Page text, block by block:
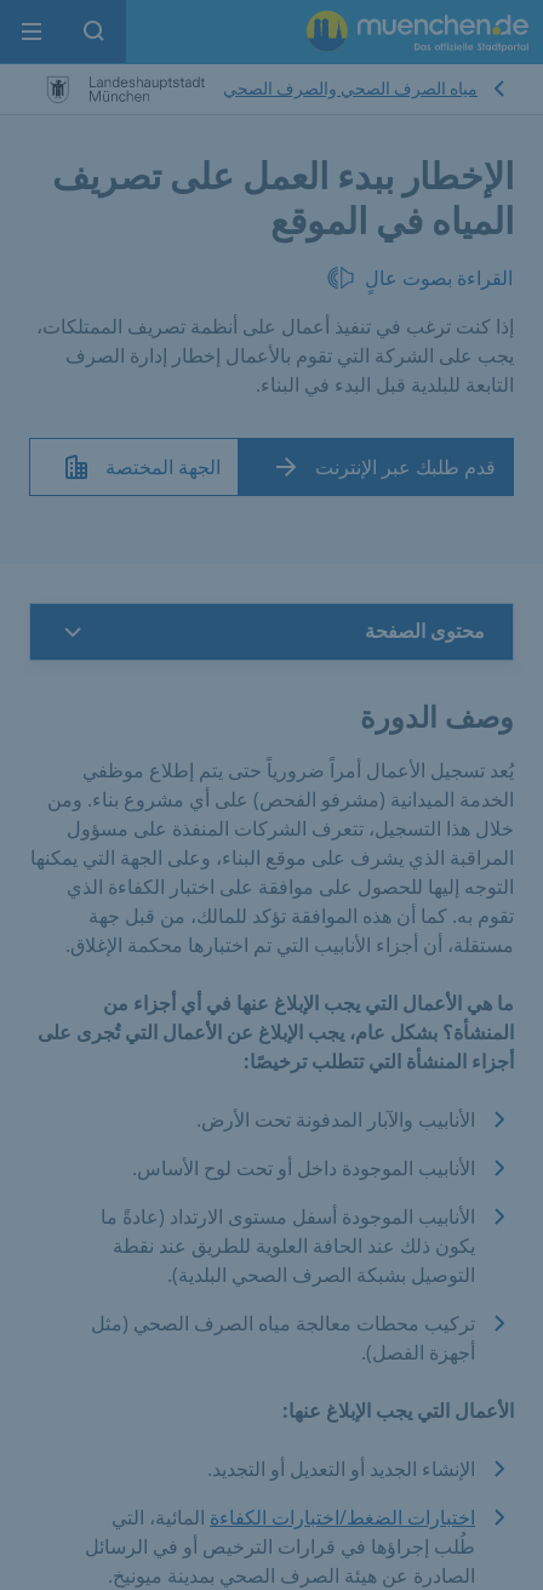
search
مياه الصرف الصحي والصرف الصحي
الإخطار ببدء العمل على تصريف
المياه في الموقع
القراءة بصوت عالٍ
إذا كنت ترغب في تنفيذ أعمال على أنظمة تصريف الممتلكات،
يجب على الشركة التي تقوم بالأعمال إخطار إدارة الصرف
التابعة للبلدية قبل البدء في البناء.
قدم طلبك عبر الإنترنت الجهة المختصة
محتوى الصفحة
وصف الدورة
يُعد تسجيل الأعمال أمراً ضرورياً حتى يتم إطلاع موظفي
الخدمة الميدانية (مشرفو الفحص) على أي مشروع بناء. ومن
خلال هذا التسجيل، تتعرف الشركات المنفذة على مسؤول
المراقبة الذي يشرف على موقع البناء، وعلى الجهة التي يمكنها
التوجه إليها للحصول على موافقة على اختبار الكفاءة الذي
تقوم به. كما أن هذه الموافقة تؤكد للمالك، من قبل جهة
مستقلة، أن أجزاء الأنابيب التي تم اختبارها محكمة الإغلاق.
ما هي الأعمال التي يجب الإبلاغ عنها في أي أجزاء من
المنشأة؟ بشكل عام، يجب الإبلاغ عن الأعمال التي تُجرى على
أجزاء المنشأة التي تتطلب ترخيصًا:
الأنابيب والآبار المدفونة تحت الأرض.
الأنابيب الموجودة داخل أو تحت لوح الأساس.
الأنابيب الموجودة أسفل مستوى الارتداد (عادةً ما
يكون ذلك عند الحافة العلوية للطريق عند نقطة
التوصيل بشبكة الصرف الصحي البلدية).
تركيب محطات معالجة مياه الصرف الصحي (مثل
أجهزة الفصل).
الأعمال التي يجب الإبلاغ عنها:
الإنشاء الجديد أو التعديل أو التجديد.
اختبارات الضغط/اختبارات الكفاءة المائية، التي
طُلب إجراؤها في قرارات الترخيص أو في الرسائل
الصادرة عن هيئة الصرف الصحي بمدينة ميونيخ.